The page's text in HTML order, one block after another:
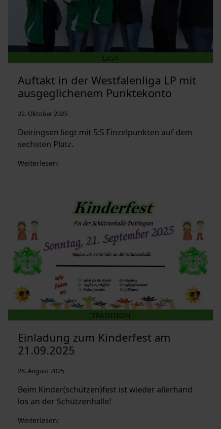
LIGA
Auftakt in der Westfalenliga LP mit
ausgeglichenem Punktekonto
22. Oktober 2025
Deiringsen liegt mit 5:5 Einzelpunkten auf dem
sechsten Platz.
Weiterlesen:
TRADITION
Einladung zum Kinderfest am
21.09.2025
28. August 2025
Beim Kinder(schützen)fest ist wieder allerhand
los an der Schützenhalle!
Weiterlesen: